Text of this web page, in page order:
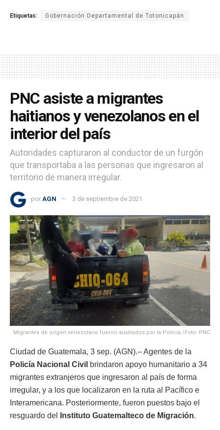
Etiquetas: Gobernación Departamental de Totonicapán
PNC asiste a migrantes
haitianos y venezolanos en el
interior del país
Autoridades capturaron al conductor de un furgón
que transportaba a las personas que ingresaron al
territorio de manera irregular.
por AGN 3 de septiembre de 2021
Migrantes de origen venezolano fueron auxiliados por la Policía./Foto: PNC
Ciudad de Guatemala, 3 sep. (AGN).– Agentes de la
Policía Nacional Civil brindaron apoyo humanitario a 34
migrantes extranjeros que ingresaron al país de forma
irregular, y a los que localizaron en la ruta al Pacífico e
Interamericana. Posteriormente, fueron puestos bajo el
resguardo del
Instituto Guatemalteco de Migración.